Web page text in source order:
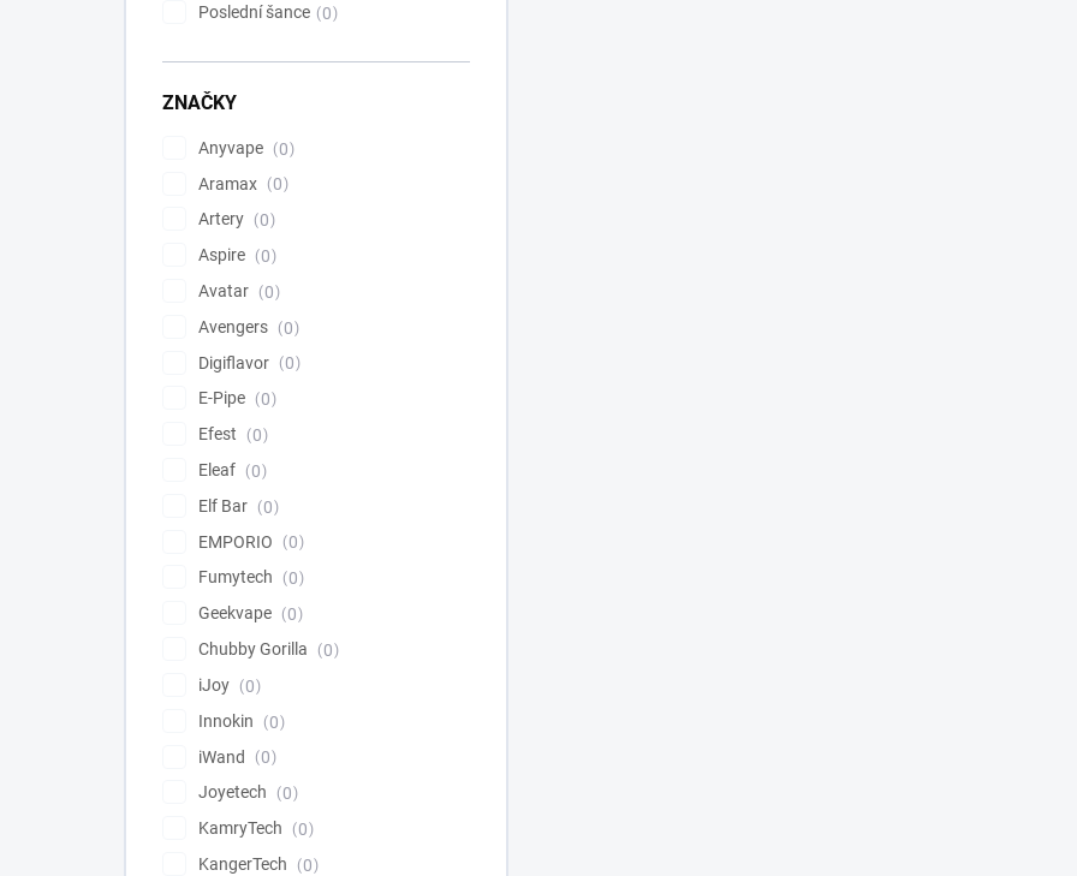
Poslední šance
0
ZNAČKY
Anyvape
0
Aramax
0
Artery
0
Aspire
0
Avatar
0
Avengers
0
Digiflavor
0
E-Pipe
0
Efest
0
Eleaf
0
Elf Bar
0
EMPORIO
0
Fumytech
0
Geekvape
0
Chubby Gorilla
0
iJoy
0
Innokin
0
iWand
0
Joyetech
0
KamryTech
0
KangerTech
0